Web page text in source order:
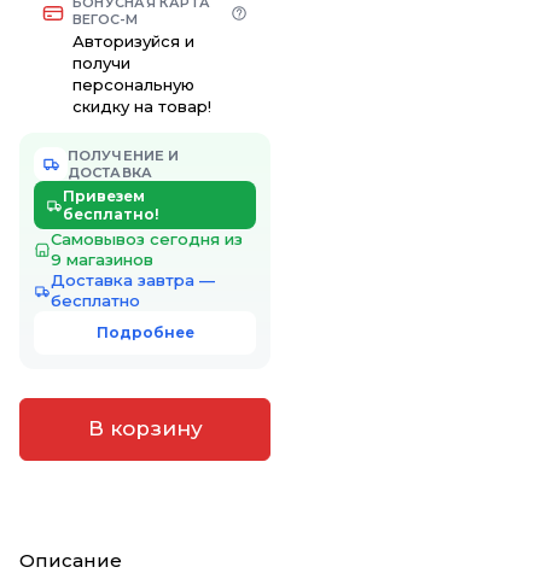
ВЕГОС-М
Авторизуйся и
получи
персональную
скидку на товар!
ПОЛУЧЕНИЕ И
ДОСТАВКА
Привезем
бесплатно!
Самовывоз сегодня из
9 магазинов
Доставка завтра —
бесплатно
Подробнее
В корзину
Описание